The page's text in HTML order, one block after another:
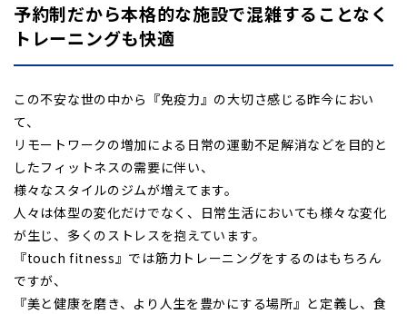
予約制だから本格的な施設で混雑することなく
トレーニングも快適
この不安な世の中から『免疫力』の大切さ感じる昨今におい
て、
リモートワークの増加による日常の運動不足解消などを目的と
したフィットネスの需要に伴い、
様々なスタイルのジムが増えてます。
人々は体型の変化だけでなく、日常生活においても様々な変化
が生じ、多くのストレスを抱えています。
『touch fitness』では筋力トレーニングをするのはもちろん
ですが、
『美と健康を磨き、より人生を豊かにする場所』と定義し、食